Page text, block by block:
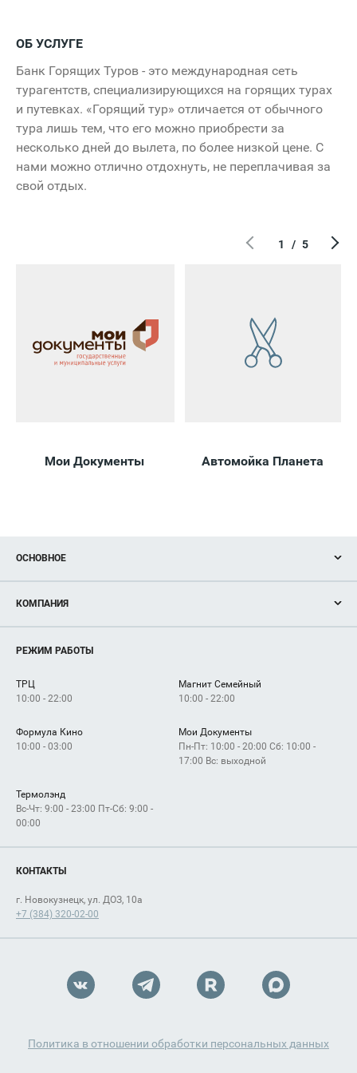
ОБ УСЛУГЕ
Банк Горящих Туров - это международная сеть
турагентств, специализирующихся на горящих турах
и путевках. «Горящий тур» отличается от обычного
тура лишь тем, что его можно приобрести за
несколько дней до вылета, по более низкой цене. С
нами можно отлично отдохнуть, не переплачивая за
свой отдых.
Мои Документы Автомойка Планета
1 / 5
ОСНОВНОЕ
Новости
Магазины
Услуги
КОМПАНИЯ
Рекламодателям
Как добраться
РЕЖИМ РАБОТЫ
ТРЦ
10:00 - 22:00
Магнит Семейный
10:00 - 22:00
Формула Кино
10:00 - 03:00
Мои Документы
Пн-Пт: 10:00 - 20:00 Сб: 10:00 -
17:00 Вс: выходной
Термолэнд
Вс-Чт: 9:00 - 23:00 Пт-Сб: 9:00 -
00:00
КОНТАКТЫ
г. Новокузнецк, ул. ДОЗ, 10а
+7 (384) 320-02-00
Политика в отношении обработки персональных данных